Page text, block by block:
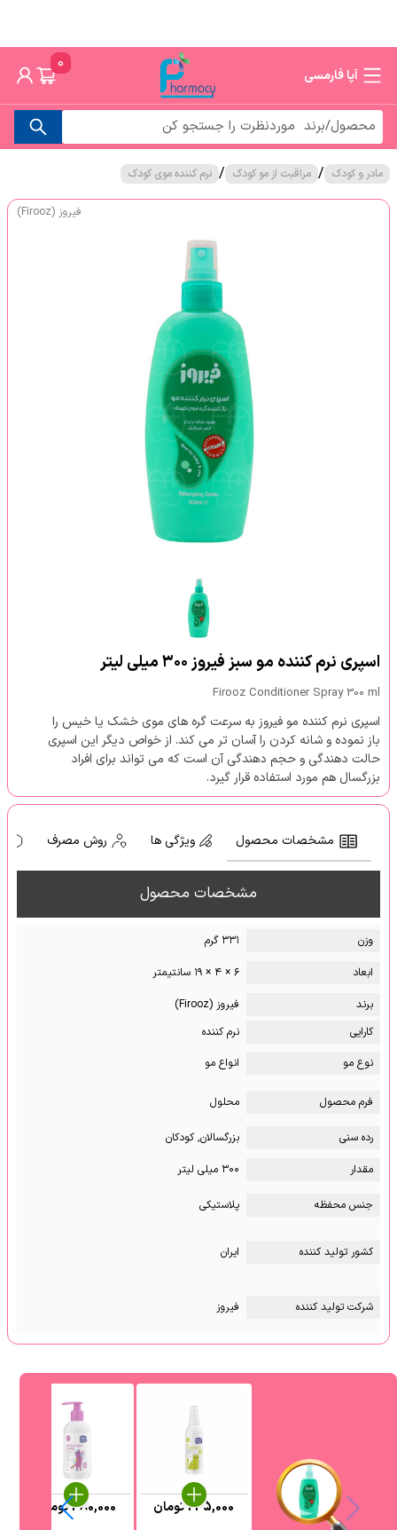
آپا فارمسی
0
مادر و کودک / مراقبت از مو کودک / نرم کننده موی کودک
فیروز (Firooz)
اسپری نرم کننده مو سبز فیروز ۳۰۰ میلی لیتر
Firooz Conditioner Spray 300 ml
اسپری نرم کننده مو فیروز به سرعت گره های موی خشک یا خیس را
باز نموده و شانه کردن را آسان تر می کند. از خواص دیگر این اسپری
حالت دهندگی و حجم دهندگی آن است که می تواند برای افراد
بزرگسال هم مورد استفاده قرار گیرد.
مشخصات محصول ویژگی ها روش مصرف
مشخصات محصول
وزن
۳۳۱ گرم
ابعاد
۶ × ۴ × ۱۹ سانتیمتر
برند
فیروز (Firooz)
کارایی
نرم کننده
نوع مو
انواع مو
فرم محصول محلول
رده سنی
بزرگسالان, کودکان
مقدار
۳۰۰ میلی لیتر
جنس محفظه پلاستیکی
کشور تولید کننده ایران
شرکت تولید کننده فیروز
235,000تومان 380,000تومان